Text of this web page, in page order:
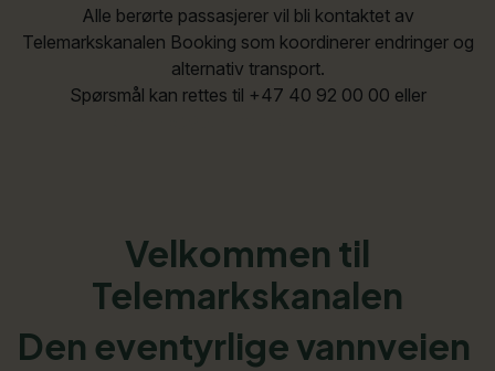
Alle berørte passasjerer vil bli kontaktet av
Telemarkskanalen Booking som koordinerer endringer og
alternativ transport.
Spørsmål kan rettes til +47 40 92 00 00 eller
Velkommen til
Telemarkskanalen
Den eventyrlige vannveien